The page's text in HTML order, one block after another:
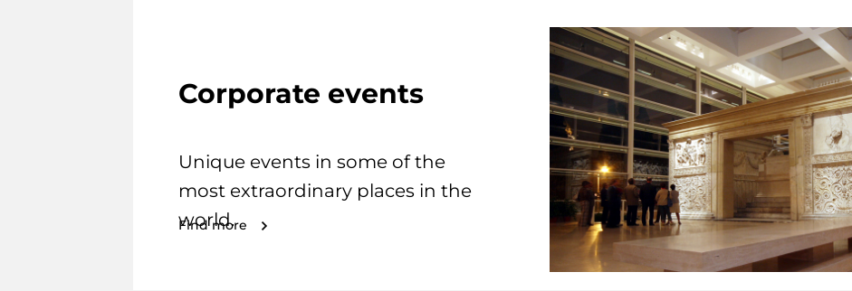
Corporate events
Unique events in some of the
most extraordinary places in the
world.
Find more